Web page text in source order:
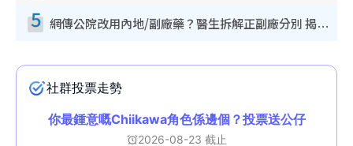
5 網傳公院改用內地/副廠藥？醫生拆解正副廠分別 揭4類人換藥隨時出事